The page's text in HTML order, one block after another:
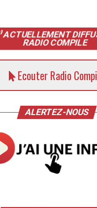
ACTUELLEMENT
RADIO COMPILE
Ecouter Radio
ALERTEZ-NOUS